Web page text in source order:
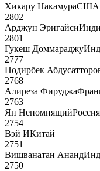
Хикару НакамураСША
2802
Арджун Эригайси
2801
Гукеш Доммараджу
2777
Нодирбек
2768
Алиреза Фируджа
2763
Ян НепомнящийРоссия
2754
Вэй ИКитай
2751
Вишванатан Ананд
2750